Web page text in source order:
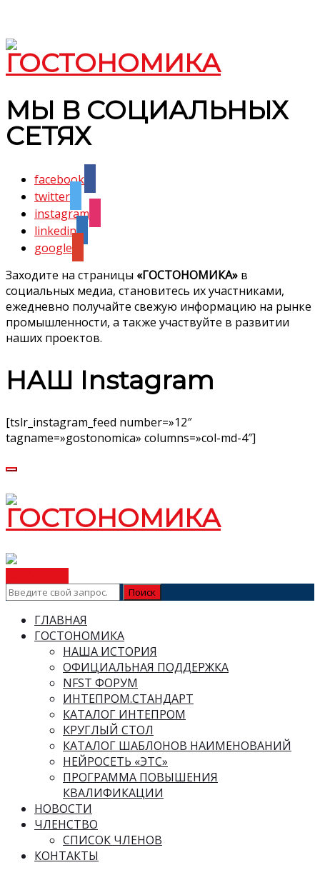
МЫ В СОЦИАЛЬНЫХ
СЕТЯХ
facebook
twitter
instagram
linkedin
google
Заходите на страницы «ГОСТОНОМИКА» в
социальных медиа, становитесь их участниками,
ежедневно получайте свежую информацию на рынке
промышленности, а также участвуйте в развитии
наших проектов.
НАШ Instagram
[tslr_instagram_feed number=»12″
tagname=»gostonomica» columns=»col-md-4″]
ГЛАВНАЯ
ГОСТОНОМИКА
НАША ИСТОРИЯ
ОФИЦИАЛЬНАЯ ПОДДЕРЖКА
NFST ФОРУМ
ИНТЕПРОМ.СТАНДАРТ
КАТАЛОГ ИНТЕПРОМ
КРУГЛЫЙ СТОЛ
КАТАЛОГ ШАБЛОНОВ НАИМЕНОВАНИЙ
НЕЙРОСЕТЬ «ЭТС»
ПРОГРАММА ПОВЫШЕНИЯ
КВАЛИФИКАЦИИ
НОВОСТИ
ЧЛЕНСТВО
СПИСОК ЧЛЕНОВ
КОНТАКТЫ